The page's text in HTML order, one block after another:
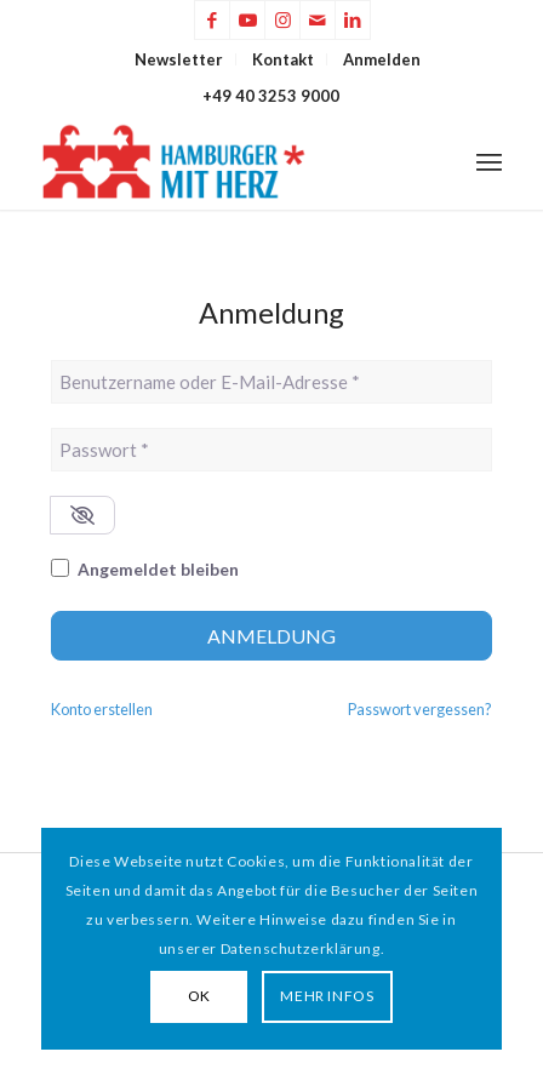
Newsletter Kontakt
Anmelden
+49 40 3253 9000
Anmeldung
Benutzername oder E-Mail-Adresse
Passwort *
Angemeldet bleiben
ANMELDUNG
Konto erstellen Passwort vergessen?
© 2026 HAMBURGER*MIT HERZ e.V. | WEBDESIGN BY WEBIGAMI
Diese Webseite nutzt Cookies, um die Funktionalität der
Seiten und damit das Angebot für die Besucher der Seiten
zu verbessern. Weitere Hinweise dazu finden Sie in
unserer Datenschutzerklärung.
OK MEHR INFOS